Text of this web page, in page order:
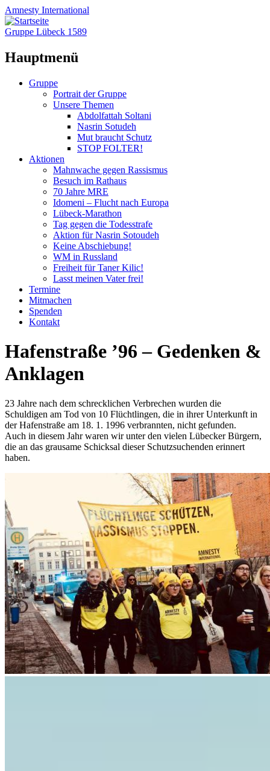
Amnesty International
Gruppe Lübeck 1589
Hauptmenü
Zum
Gruppe
Portrait der Gruppe
Unsere Themen
Abdolfattah Soltani
Nasrin Sotudeh
Mut braucht Schutz
STOP FOLTER!
Aktionen
Mahnwache gegen Rassismus
Besuch im Rathaus
70 Jahre MRE
Idomeni – Flucht nach Europa
Lübeck-Marathon
Tag gegen die Todesstrafe
Aktion für Nasrin Sotoudeh
Keine Abschiebung!
WM in Russland
Freiheit für Taner Kilic!
Lasst meinen Vater frei!
Termine
Mitmachen
Spenden
Kontakt
Hafenstraße ’96 – Gedenken &
Anklagen
23 Jahre nach dem schrecklichen Verbrechen wurden die
Schuldigen am Tod von 10 Flüchtlingen, die in ihrer Unterkunft in
der Hafenstraße am 18. 1. 1996 verbrannten, nicht gefunden.
Auch in diesem Jahr waren wir unter den vielen Lübecker Bürgern,
die an das grausame Schicksal dieser Schutzsuchenden erinnert
haben.